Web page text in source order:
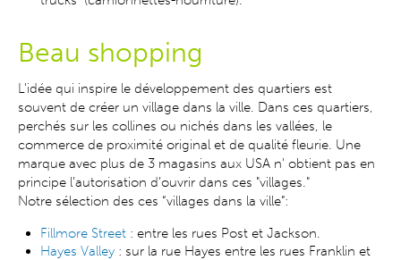
Beau shopping
L'idée qui inspire le développement des quartiers est
souvent de créer un village dans la ville. Dans ces quartiers,
perchés sur les collines ou nichés dans les vallées, le
commerce de proximité original et de qualité fleurie. Une
marque avec plus de 3 magasins aux USA n' obtient pas en
principe l’autorisation d’ouvrir dans ces "villages."
Notre sélection des ces “villages dans la ville”:
Fillmore Street : entre les rues Post et Jackson.
Hayes Valley : sur la rue Hayes entre les rues Franklin et